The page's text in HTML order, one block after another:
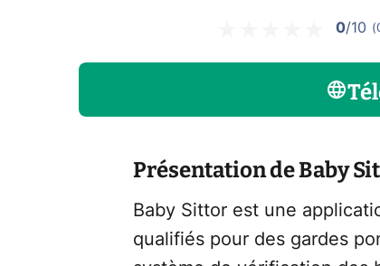
0/10 (
Présentation de Baby
Baby Sittor est une
qualifiés pour des gardes